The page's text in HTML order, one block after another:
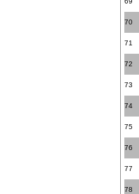
70
71
72
73
74
75
76
77
78